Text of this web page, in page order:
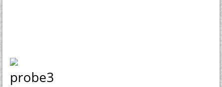
probe3